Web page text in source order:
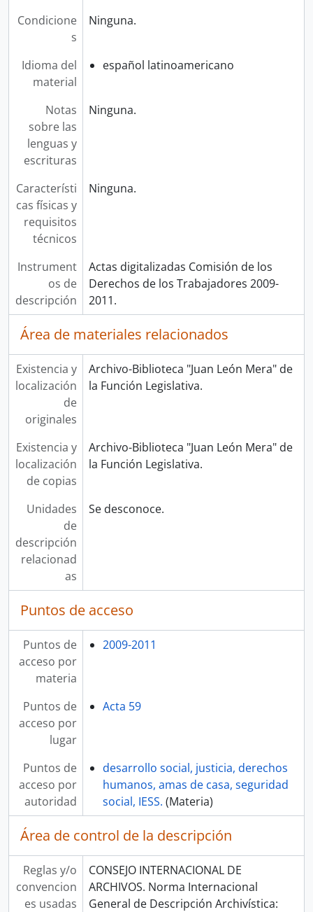
Condicione
s
Ninguna.
Idioma del
material
español latinoamericano
Notas
sobre las
lenguas y
escrituras
Ninguna.
Característi
cas físicas y
requisitos
técnicos
Ninguna.
Instrument
os de
descripción
Actas digitalizadas Comisión de los
Derechos de los Trabajadores 2009-
2011.
Área de materiales relacionados
Existencia y
localización
de
originales
Archivo-Biblioteca "Juan León Mera" de
la Función Legislativa.
Existencia y
localización
de copias
Archivo-Biblioteca "Juan León Mera" de
la Función Legislativa.
Unidades
de
descripción
relacionad
as
Se desconoce.
Puntos de acceso
Puntos de
acceso por
materia
2009-2011
Puntos de
acceso por
lugar
Acta 59
Puntos de
acceso por
autoridad
desarrollo social, justicia, derechos
humanos, amas de casa, seguridad
social, IESS. (Materia)
Área de control de la descripción
Reglas y/o
convencion
es usadas
CONSEJO INTERNACIONAL DE
ARCHIVOS. Norma Internacional
General de Descripción Archivística: